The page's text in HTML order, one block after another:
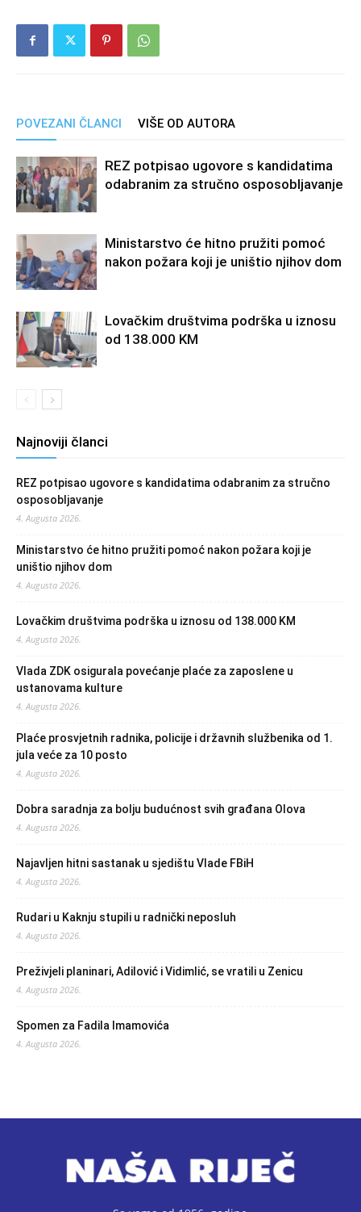
POVEZANI ČLANCI VIŠE OD AUTORA
REZ potpisao ugovore s kandidatima
odabranim za stručno osposobljavanje
Ministarstvo će hitno pružiti pomoć
nakon požara koji je uništio njihov dom
Lovačkim društvima podrška u iznosu
od 138.000 KM
Najnoviji članci
REZ potpisao ugovore s kandidatima odabranim za stručno
osposobljavanje
4. Augusta 2026.
Ministarstvo će hitno pružiti pomoć nakon požara koji je
uništio njihov dom
4. Augusta 2026.
Lovačkim društvima podrška u iznosu od 138.000 KM
4. Augusta 2026.
Vlada ZDK osigurala povećanje plaće za zaposlene u
ustanovama kulture
4. Augusta 2026.
Plaće prosvjetnih radnika, policije i državnih službenika od 1.
jula veće za 10 posto
4. Augusta 2026.
Dobra saradnja za bolju budućnost svih građana Olova
4. Augusta 2026.
Najavljen hitni sastanak u sjedištu Vlade FBiH
4. Augusta 2026.
Rudari u Kaknju stupili u radnički neposluh
4. Augusta 2026.
Preživjeli planinari, Adilović i Vidimlić, se vratili u Zenicu
4. Augusta 2026.
Spomen za Fadila Imamovića
4. Augusta 2026.